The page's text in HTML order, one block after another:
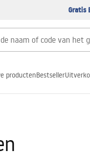
Gratis
productenBestseller